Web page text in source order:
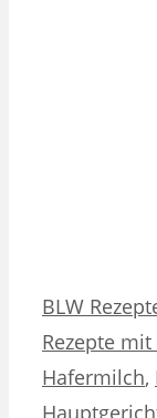
Kategorien
BLW
Rezepte mit
Hafermilch,